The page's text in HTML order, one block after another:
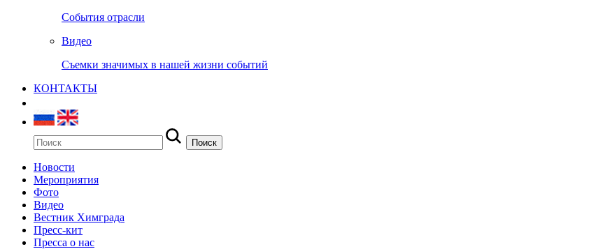
События отрасли
Видео
Съемки значимых в нашей жизни событий
КОНТАКТЫ
Новости
Мероприятия
Фото
Видео
Вестник Химграда
Пресс-кит
Пресса о нас